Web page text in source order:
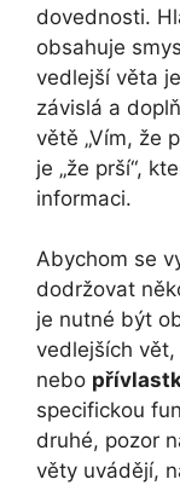
dovednosti.
obsahuje
vedlejší věta
závislá a
větě „Vím, že
je „že prší“,
informaci.
Abychom se
dodržovat
je nutné být
vedlejších vět,
nebo
specifickou
druhé, pozor
věty uvádějí,